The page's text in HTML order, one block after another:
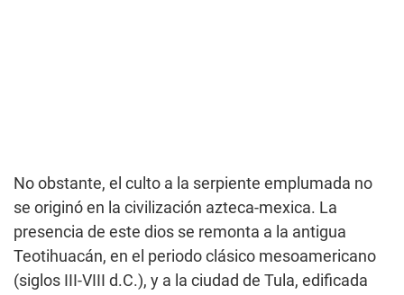
No obstante, el culto a la serpiente emplumada no
se originó en la civilización azteca-mexica. La
presencia de este dios se remonta a la antigua
Teotihuacán, en el periodo clásico mesoamericano
(siglos III-VIII d.C.), y a la ciudad de Tula, edificada